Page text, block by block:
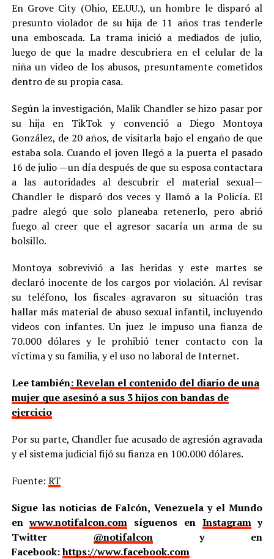
En Grove City (Ohio, EE.UU.), un hombre le disparó al
presunto violador de su hija de 11 años tras tenderle
una emboscada. La trama inició a mediados de julio,
luego de que la madre descubriera en el celular de la
niña un video de los abusos, presuntamente cometidos
dentro de su propia casa.
Según la investigación, Malik Chandler se hizo pasar por
su hija en TikTok y convenció a Diego Montoya
González, de 20 años, de visitarla bajo el engaño de que
estaba sola. Cuando el joven llegó a la puerta el pasado
16 de julio —un día después de que su esposa contactara
a las autoridades al descubrir el material sexual—
Chandler le disparó dos veces y llamó a la Policía. El
padre alegó que solo planeaba retenerlo, pero abrió
fuego al creer que el agresor sacaría un arma de su
bolsillo.
Montoya sobrevivió a las heridas y este martes se
declaró inocente de los cargos por violación. Al revisar
su teléfono, los fiscales agravaron su situación tras
hallar más material de abuso sexual infantil, incluyendo
videos con infantes. Un juez le impuso una fianza de
70.000 dólares y le prohibió tener contacto con la
víctima y su familia, y el uso no laboral de Internet.
Lee también: Revelan el contenido del diario de una
mujer que asesinó a sus 3 hijos con bandas de
ejercicio
Por su parte, Chandler fue acusado de agresión agravada
y el sistema judicial fijó su fianza en 100.000 dólares.
Fuente: RT
Sigue las noticias de Falcón, Venezuela y el Mundo
enwww.notifalcon.com síguenos en Instagramy
Twitter @notifalcony en
Facebook:https://www.facebook.com